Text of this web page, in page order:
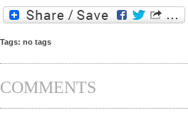
Tags: no tags
COMMENTS